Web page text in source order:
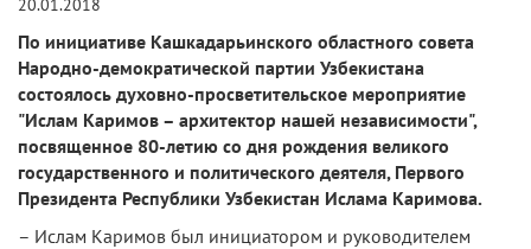
20.01.2018
По инициативе Кашкадарьинского областного совета
Народно-демократической партии Узбекистана
состоялось духовно-просветительское мероприятие
"Ислам Каримов – архитектор нашей независимости",
посвященное 80-летию со дня рождения великого
государственного и политического деятеля, Первого
Президента Республики Узбекистан Ислама Каримова.
– Ислам Каримов был инициатором и руководителем